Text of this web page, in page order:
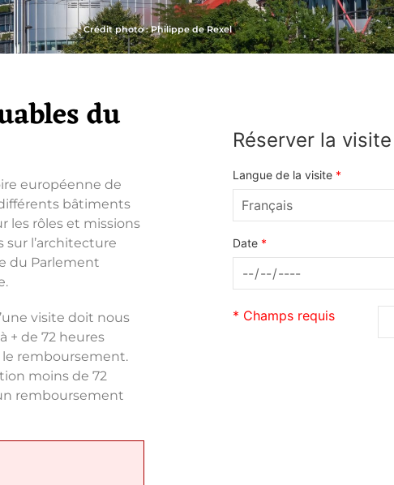
Crédit photo : Philippe de Rexel
du
européenne de
bâtiments
les rôles et missions
sur l’architecture
du Parlement
visite doit nous
+ de 72 heures
le remboursement.
moins de 72
remboursement
Réserver la
Langue de la visite *
Date *
* Champs requis